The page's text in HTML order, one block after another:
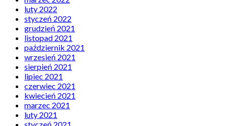
luty 2022
styczeń 2022
grudzień 2021
listopad 2021
październik 2021
wrzesień 2021
sierpień 2021
lipiec 2021
czerwiec 2021
kwiecień 2021
marzec 2021
luty 2021